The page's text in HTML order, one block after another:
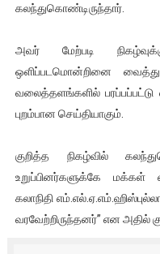
கலந்துகொண்டிருந்தார்.
அவர் மேற்படி
ஒளிப்படமொன்றினை
வலைத்தளங்களில் பரப்பப்பட்டு
புறம்பான செய்தியாகும்.
குறித்த நிகழ்வில்
உறுப்பினர்களுக்கே மக்கள்
கலாநிதி
வரவேற்றிருந்தனர்” என அதில்